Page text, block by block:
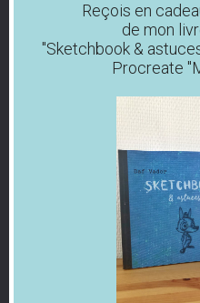
Veuillez laisser ce
Reçois en
de mon
"Sketchbook &
Procreate